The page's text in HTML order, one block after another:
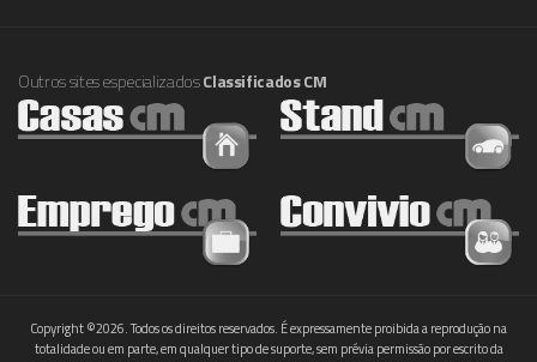
Outros sites especializadosClassificados CM
Copyright ©2026. Todos os direitos reservados. É expressamente proibida a reprodução na
totalidade ou em parte, em qualquer tipo de suporte, sem prévia permissão por escrito da